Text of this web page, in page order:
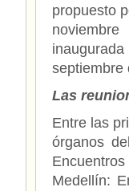
propuesto
septiembre
Las
Entre las
órganos
Medellín: